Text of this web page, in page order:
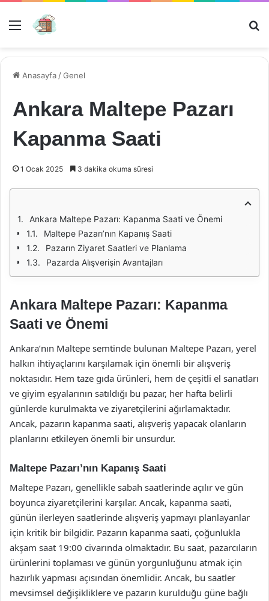
Menü
Anasayfa /Genel
Ankara Maltepe Pazarı
Kapanma Saati
1 Ocak 2025 3 dakika okuma süresi
Ankara Maltepe Pazarı: Kapanma Saati ve Önemi
Maltepe Pazarı’nın Kapanış Saati
Pazarın Ziyaret Saatleri ve Planlama
Pazarda Alışverişin Avantajları
Ankara Maltepe Pazarı: Kapanma
Saati ve Önemi
Ankara’nın Maltepe semtinde bulunan Maltepe Pazarı, yerel
halkın ihtiyaçlarını karşılamak için önemli bir alışveriş
noktasıdır. Hem taze gıda ürünleri, hem de çeşitli el sanatları
ve giyim eşyalarının satıldığı bu pazar, her hafta belirli
günlerde kurulmakta ve ziyaretçilerini ağırlamaktadır.
Ancak, pazarın kapanma saati, alışveriş yapacak olanların
planlarını etkileyen önemli bir unsurdur.
Maltepe Pazarı’nın Kapanış Saati
Maltepe Pazarı, genellikle sabah saatlerinde açılır ve gün
boyunca ziyaretçilerini karşılar. Ancak, kapanma saati,
günün ilerleyen saatlerinde alışveriş yapmayı planlayanlar
için kritik bir bilgidir. Pazarın kapanma saati, çoğunlukla
akşam saat 19:00 civarında olmaktadır. Bu saat, pazarcıların
ürünlerini toplaması ve günün yorgunluğunu atmak için
hazırlık yapması açısından önemlidir. Ancak, bu saatler
mevsimsel değişikliklere ve pazarın kurulduğu güne bağlı